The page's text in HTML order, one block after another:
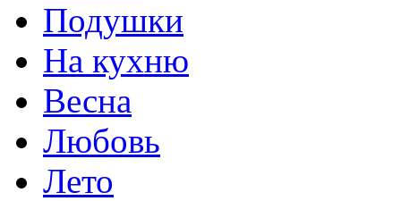
Подушки
На кухню
Весна
Любовь
Лето